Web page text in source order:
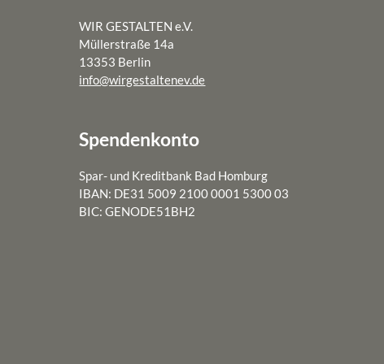
WIR GESTALTEN e.V.
Müllerstraße 14a
13353 Berlin
info@wirgestaltenev.de
Spendenkonto
Spar- und Kreditbank Bad Homburg
IBAN: DE31 5009 2100 0001 5300 03
BIC: GENODE51BH2